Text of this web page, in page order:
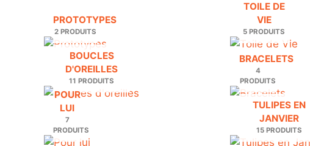
PROTOTYPES
2 PRODUITS
TOILE DE
VIE
5 PRODUITS
BOUCLES
D'OREILLES
11 PRODUITS
BRACELETS
4
PRODUITS
POUR
LUI
7
PRODUITS
TULIPES EN
JANVIER
15 PRODUITS